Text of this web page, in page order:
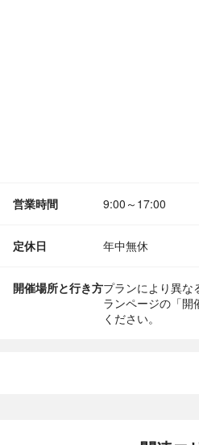
営業時間 9:00～17:00
定休日 年中無休
開催場所と行き方プランにより異な
ランページの「開
ください。